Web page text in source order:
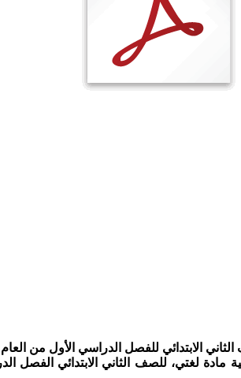
الابتدائي للفصل الدراسي الأول من العام 1442 هـ.
مادة لغتي، للصف الثاني الابتدائي الفصل